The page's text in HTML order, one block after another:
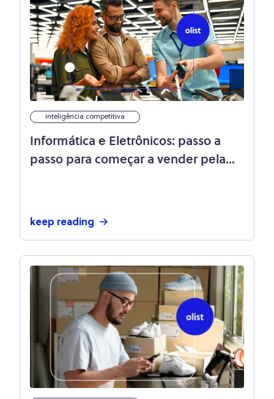
inteligência competitiva
Informática e Eletrônicos: passo a
passo para começar a vender pela
keep reading